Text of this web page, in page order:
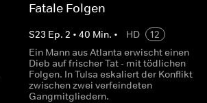
Fatale Folgen
S23 Ep.2 •40 Min. • HD
12
Ein Mann aus Atlanta erwischt einen
Dieb auf frischer Tat - mit tödlichen
Folgen. In Tulsa eskaliert der Konflikt
zwischen zwei verfeindeten
Gangmitgliedern.